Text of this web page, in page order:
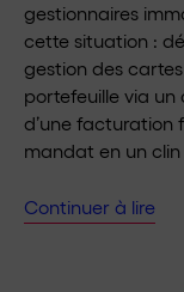
gestionnaires
cette situation :
gestion des
portefeuille via
d’une facturation
mandat en un clin
Continuer à lire